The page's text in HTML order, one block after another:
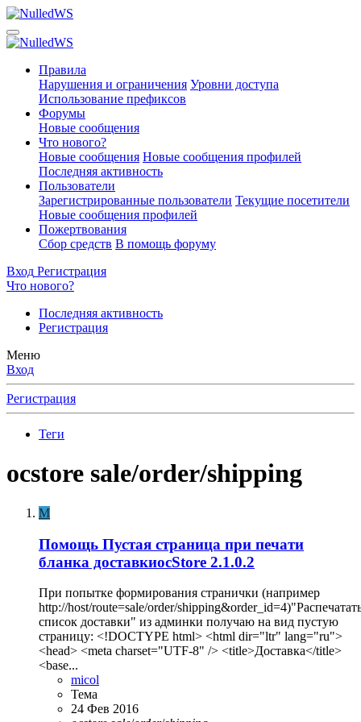
Правила
Нарушения и ограничения Уровни доступа
Использование префиксов
Форумы
Новые сообщения
Что нового?
Новые сообщения Новые сообщения профилей
Последняя активность
Пользователи
Зарегистрированные пользователи Текущие посетители
Новые сообщения профилей
Пожертвования
Сбор средств В помощь форуму
Вход Регистрация
Что нового?
Последняя активность
Регистрация
Меню
Вход
Регистрация
Теги
ocstore sale/order/shipping
M
Помощь Пустая страница при печати
бланка доставкиocStore 2.1.0.2
При попытке формирования странички (например
http://host/route=sale/order/
список доставки" из админки получаю на вид пустую
страницу: <!DOCTYPE html> <html dir="ltr" lang="ru">
<head> <meta charset="UTF-8" /> <title>Доставка</title>
<base...
micol
Тема
24 Фев 2016